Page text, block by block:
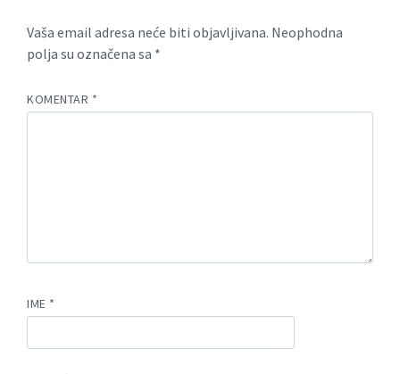
Vaša email adresa neće biti objavljivana. Neophodna
polja su označena sa *
KOMENTAR *
IME *